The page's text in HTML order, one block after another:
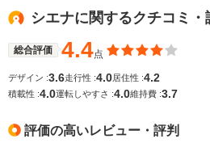
排気量
駆動方式
2700～3500cc
FF、4WD
シエナに関するクチコミ・
総合評価 4.4点
デザイン :3.6走行性 :4.0居住性 :4.2
積載性 :4.0運転しやすさ :4.0維持費 :3.7
評価の高いレビュー・評判